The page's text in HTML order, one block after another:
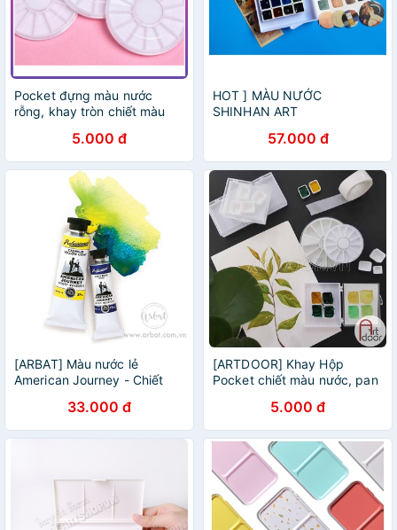
Pocket đựng màu nước
rỗng, khay tròn chiết màu
5.000 đ
HOT ] MÀU NƯỚC
SHINHAN ART
PROFESSIONAL POCKET
CHIẾT 12 MÀU
57.000 đ
[ARBAT] Màu nước lẻ
American Journey - Chiết
33.000 đ
[ARTDOOR] Khay Hộp
Pocket chiết màu nước, pan
5.000 đ